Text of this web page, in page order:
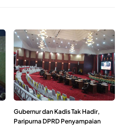
Gubernur dan Kadis Tak Hadir,
Paripurna DPRD Penyampaian